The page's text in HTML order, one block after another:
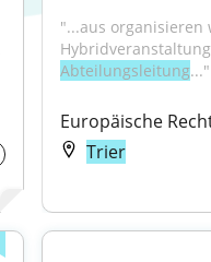
"...aus organisieren
Abteilungsleitung..."
Europäische
Trier